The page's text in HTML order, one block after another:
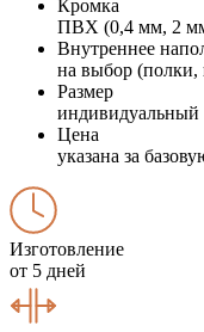
Кромка
ПВХ (0,4 мм, 2
Внутреннее
на выбор
Размер
индивидуальный
Цена
указана за
Изготовление
от 5 дней